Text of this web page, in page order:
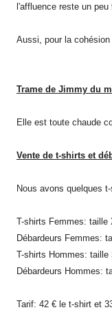
l'affluence reste un
Aussi, pour la
Trame de Jimmy du
Elle est toute chaude
Vente de t-shirts et
Nous avons quelques
T-shirts Femmes: taille
Débardeurs Femmes:
T-shirts Hommes:
Débardeurs Hommes:
Tarif: 42 € le t-shirt et